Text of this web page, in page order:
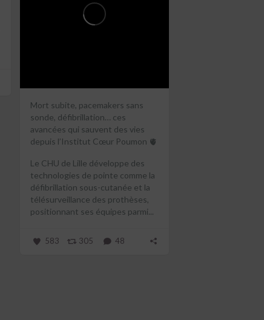
Mort subite, pacemakers sans
sonde, défibrillation… ces
avancées qui sauvent des vies
depuis l’Institut Cœur Poumon 🫀
Le CHU de Lille développe des
technologies de pointe comme la
défibrillation sous-cutanée et la
télésurveillance des prothèses,
positionnant ses équipes parmi...
583 305 48